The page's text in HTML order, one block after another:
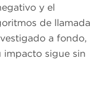
y el
de llamada
a fondo,
impacto sigue sin